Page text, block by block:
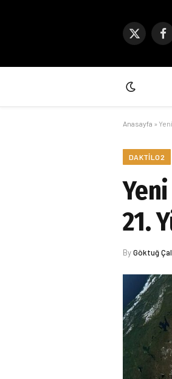
X
Anasayfa »
DAKTILO2
21.
ByGöktuğ